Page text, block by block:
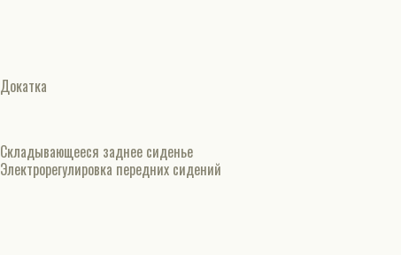
Докатка
Складывающееся заднее сиденье
Электрорегулировка передних сидений